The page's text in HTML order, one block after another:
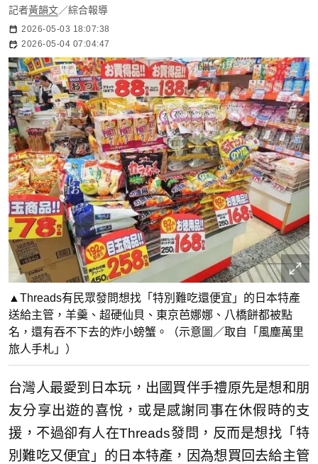
記者黃韻文／綜合報導
2026-05-03 18:07:38
2026-05-04 07:04:47
▲Threads有民眾發問想找「特別難吃還便宜」的日本特產
送給主管，羊羹、超硬仙貝、東京芭娜娜、八橋餅都被點
名，還有吞不下去的炸小螃蟹。（示意圖／取自「風塵萬里
旅人手札」）
台灣人最愛到日本玩，出國買伴手禮原先是想和朋
友分享出遊的喜悅，或是感謝同事在休假時的支
援，不過卻有人在Threads發問，反而是想找「特
別難吃又便宜」的日本特產，因為想買回去給主管